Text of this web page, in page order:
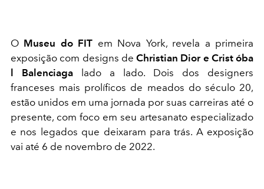
O Museu do FIT em Nova York, revela a primeira
exposição com designs de Christian Dior e Crist óba
l Balenciaga lado a lado. Dois dos designers
franceses mais prolíficos de meados do século 20,
estão unidos em uma jornada por suas carreiras até o
presente, com foco em seu artesanato especializado
e nos legados que deixaram para trás. A exposição
vai até 6 de novembro de 2022.